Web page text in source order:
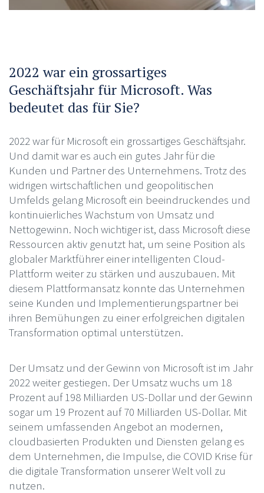
2022 war ein grossartiges
Geschäftsjahr für Microsoft. Was
bedeutet das für Sie?
2022 war für Microsoft ein grossartiges Geschäftsjahr.
Und damit war es auch ein gutes Jahr für die
Kunden und Partner des Unternehmens. Trotz des
widrigen wirtschaftlichen und geopolitischen
Umfelds gelang Microsoft ein beeindruckendes und
kontinuierliches Wachstum von Umsatz und
Nettogewinn. Noch wichtiger ist, dass Microsoft diese
Ressourcen aktiv genutzt hat, um seine Position als
globaler Marktführer einer intelligenten Cloud-
Plattform weiter zu stärken und auszubauen. Mit
diesem Plattformansatz konnte das Unternehmen
seine Kunden und Implementierungspartner bei
ihren Bemühungen zu einer erfolgreichen digitalen
Transformation optimal unterstützen.
Der Umsatz und der Gewinn von Microsoft ist im Jahr
2022 weiter gestiegen. Der Umsatz wuchs um 18
Prozent auf 198 Milliarden US-Dollar und der Gewinn
sogar um 19 Prozent auf 70 Milliarden US-Dollar. Mit
seinem umfassenden Angebot an modernen,
cloudbasierten Produkten und Diensten gelang es
dem Unternehmen, die Impulse, die COVID Krise für
die digitale Transformation unserer Welt voll zu
nutzen.